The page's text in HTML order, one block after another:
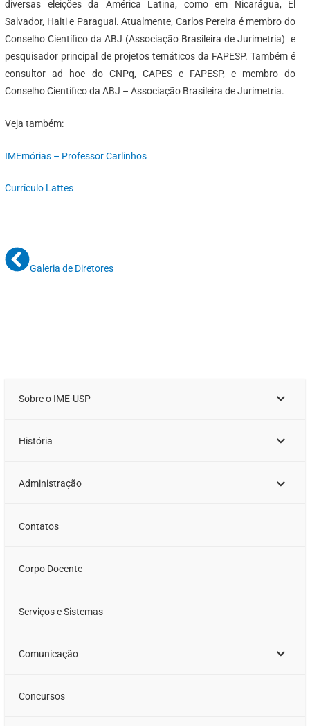
Sobre o IME-USP
História
Administração
Contatos
Corpo Docente
Serviços e Sistemas
Comunicação
Concursos
diversas eleições da América Latina, como em Nicarágua, El
Salvador, Haiti e Paraguai. Atualmente, Carlos Pereira é membro do
Conselho Científico da ABJ (Associação Brasileira de Jurimetria) e
pesquisador principal de projetos temáticos da FAPESP. Também é
consultor ad hoc do CNPq, CAPES e FAPESP, e membro do
Conselho Científico da ABJ – Associação Brasileira de Jurimetria.
Veja também:
IMEmórias – Professor Carlinhos
Currículo Lattes
Galeria de Diretores